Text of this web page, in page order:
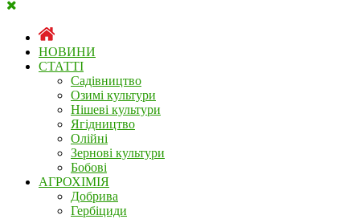
НОВИНИ
СТАТТІ
Садівництво
Озимі культури
Нішеві культури
Ягідництво
Олійні
Зернові культури
Бобові
АГРОХІМІЯ
Добрива
Гербіциди